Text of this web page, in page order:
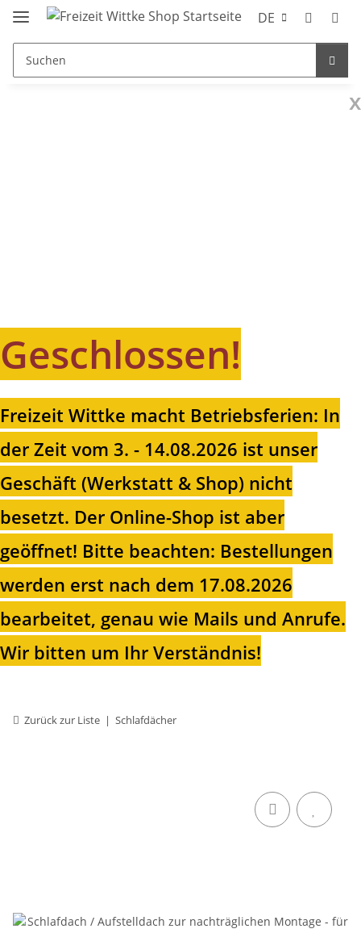
DE
x
Geschlossen!
Freizeit Wittke macht Betriebsferien: In
der Zeit vom 3. - 14.08.2026 ist unser
Geschäft (Werkstatt & Shop) nicht
besetzt. Der Online-Shop ist aber
geöffnet! Bitte beachten: Bestellungen
werden erst nach dem 17.08.2026
bearbeitet, genau wie Mails und Anrufe.
Wir bitten um Ihr Verständnis!
Zurück zur Liste Schlafdächer